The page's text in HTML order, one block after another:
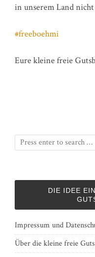
in unserem Land
#freeboehmi
Eure kleine freie
DIE IDEE
Impressum und
Über die kleine freie